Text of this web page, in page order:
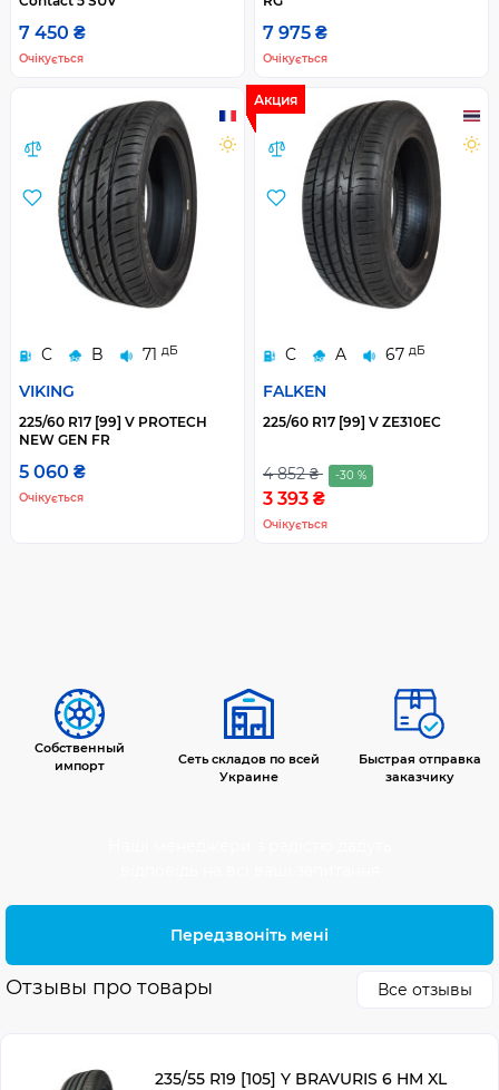
7 450 ₴
Очікується
7 975 ₴
Очікується
C B 71 дБ
VIKING
225/60 R17 [99] V PROTECH
NEW GEN FR
5 060 ₴
Очікується
Акция
C A 67 дБ
FALKEN
225/60 R17 [99] V ZE310EC
4 852 ₴ -30 %
3 393 ₴
Очікується
Собственный
импорт
Сеть складов по всей
Украине
Быстрая отправка
заказчику
Передзвоніть мені
Отзывы про товары Все отзывы
235/55 R19 [105] Y BRAVURIS 6 HM XL